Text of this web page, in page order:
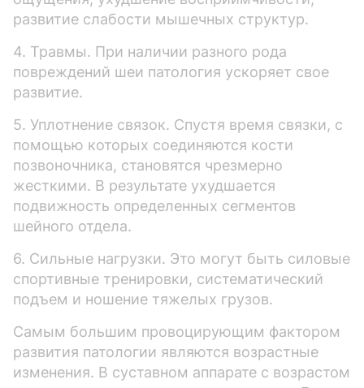
развитие слабости мышечных структур.
4. Травмы. При наличии разного рода
повреждений шеи патология ускоряет свое
развитие.
5. Уплотнение связок. Спустя время связки, с
помощью которых соединяются кости
позвоночника, становятся чрезмерно
жесткими. В результате ухудшается
подвижность определенных сегментов
шейного отдела.
6. Сильные нагрузки. Это могут быть силовые
спортивные тренировки, систематический
подъем и ношение тяжелых грузов.
Самым большим провоцирующим фактором
развития патологии являются возрастные
изменения. В суставном аппарате с возрастом